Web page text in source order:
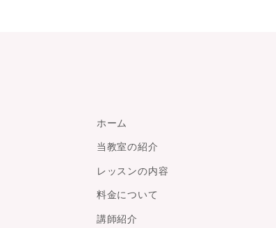
ホーム
当教室の紹介
レッスンの内容
料金について
講師紹介